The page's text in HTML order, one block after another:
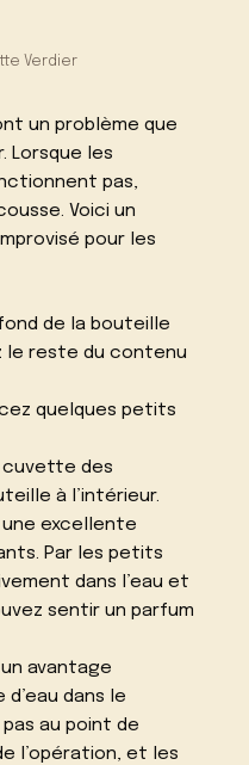
Verdier
un problème que
Lorsque les
pas,
Voici un
pour les
de la bouteille
le reste du contenu
quelques petits
cuvette des
à l’intérieur.
excellente
Par les petits
dans l’eau et
sentir un parfum
avantage
dans le
au point de
l’opération, et les